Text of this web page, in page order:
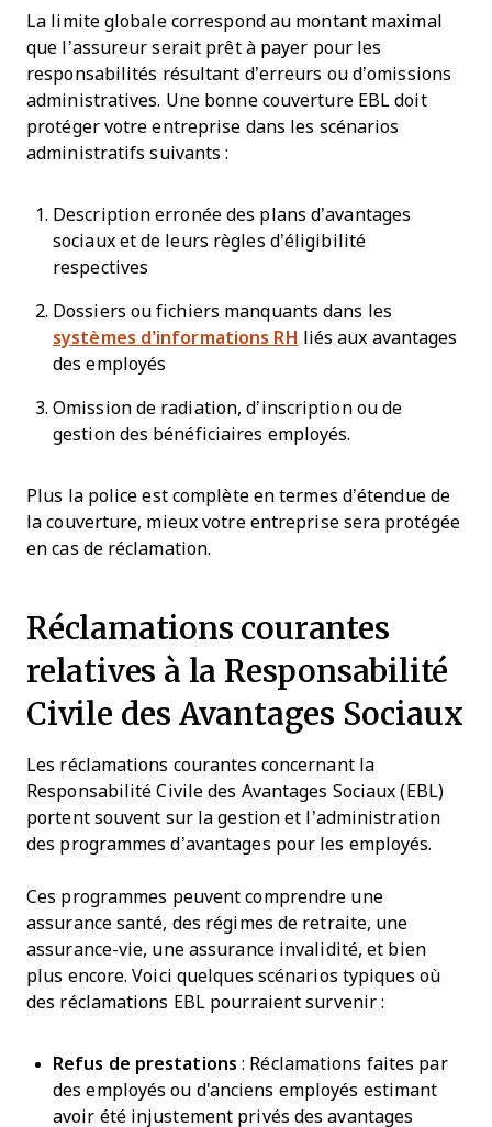
La limite globale correspond au montant maximal
que l’assureur serait prêt à payer pour les
responsabilités résultant d’erreurs ou d’omissions
administratives. Une bonne couverture EBL doit
protéger votre entreprise dans les scénarios
administratifs suivants :
Description erronée des plans d’avantages
sociaux et de leurs règles d’éligibilité
respectives
Dossiers ou fichiers manquants dans les
systèmes d’informations RH
liés aux avantages
des employés
Omission de radiation, d’inscription ou de
gestion des bénéficiaires employés.
Plus la police est complète en termes d’étendue de
la couverture, mieux votre entreprise sera protégée
en cas de réclamation.
Réclamations courantes
relatives à la Responsabilité
Civile des Avantages Sociaux
Les réclamations courantes concernant la
Responsabilité Civile des Avantages Sociaux (EBL)
portent souvent sur la gestion et l’administration
des programmes d’avantages pour les employés.
Ces programmes peuvent comprendre une
assurance santé, des régimes de retraite, une
assurance-vie, une assurance invalidité, et bien
plus encore. Voici quelques scénarios typiques où
des réclamations EBL pourraient survenir :
Refus de prestations : Réclamations faites par
des employés ou d'anciens employés estimant
avoir été injustement privés des avantages